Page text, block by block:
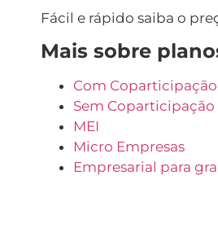
Fácil e rápido saiba o
Mais sobre
Com Coparticipação
Sem Coparticipação
MEI
Micro Empresas
Empresarial para